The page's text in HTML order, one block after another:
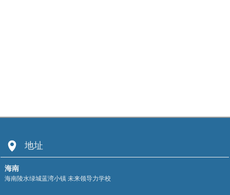
넹 地址
海南
海南陵水绿城蓝湾小镇 未来领导力学校